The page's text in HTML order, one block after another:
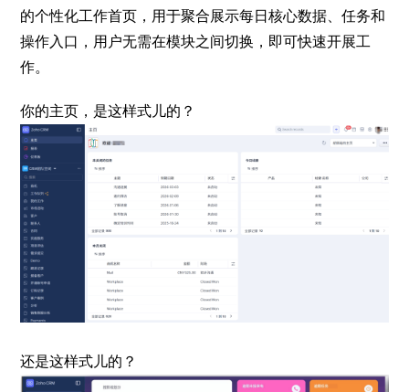
的个性化工作首页，用于聚合展示每日核心数据、任务和
操作入口，用户无需在模块之间切换，即可快速开展工
作。
你的主页，是这样式儿的？
还是这样式儿的？